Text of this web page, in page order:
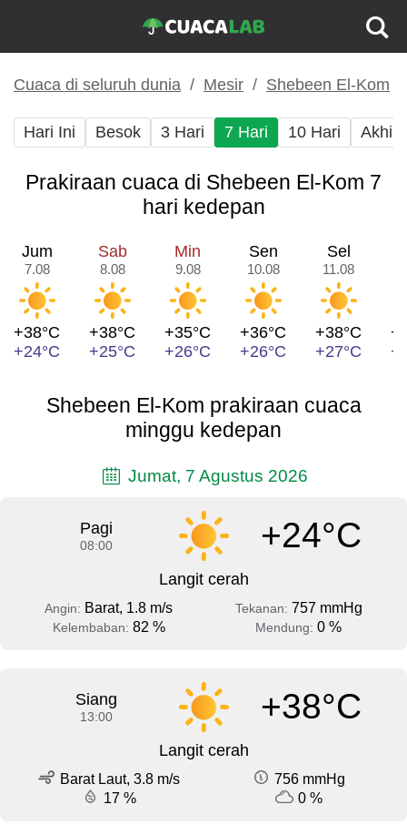
Cuaca di seluruh dunia Mesir Shebeen El-Kom
Hari Ini Besok 3 Hari 7 Hari 10 Hari Akhir
Prakiraan cuaca di Shebeen El-Kom 7
hari kedepan
Jum
7.08
+38°C
+24°C
Sab
8.08
+38°C
+25°C
Min
9.08
+35°C
+26°C
Sen
10.08
+36°C
+26°C
Sel
11.08
+38°C
+27°C
Shebeen El-Kom prakiraan cuaca
minggu kedepan
Jumat, 7 Agustus 2026
Pagi
08:00 +24°C
Langit cerah
Angin: Barat, 1.8 m/s Tekanan: 757 mmHg
Kelembaban: 82 % Mendung: 0 %
Siang
13:00 +38°C
Langit cerah
Barat Laut, 3.8 m/s
756 mmHg
17 %
0 %